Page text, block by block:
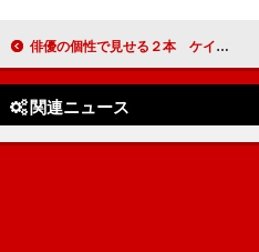
俳優の個性で見せる２本 ケイト・ブランシェットがオーケストラの指揮者を演じる『TAR／ター』／リーアム・ニーソンがアルツハイマー病に侵された殺し屋を演じる『MEMORY メモリー』【映画コラム】
関連ニュース